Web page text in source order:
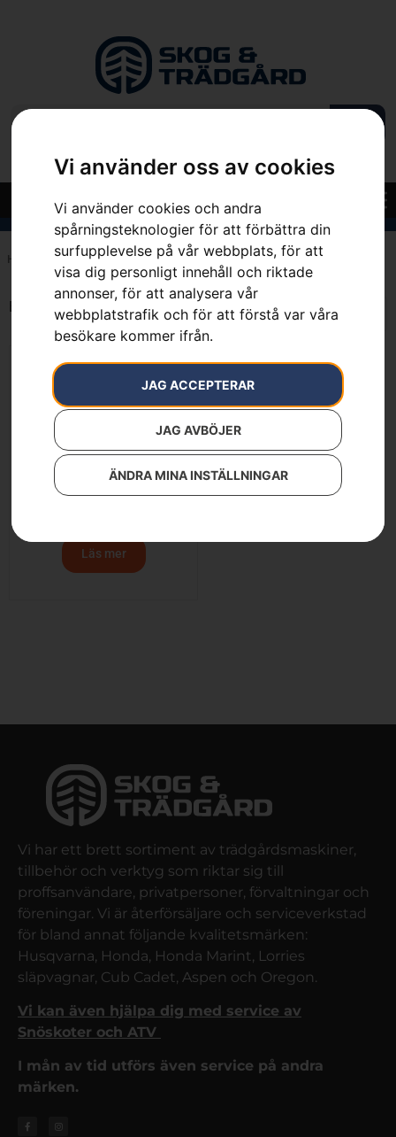
Vi använder oss av cookies
Vi använder cookies och andra
spårningsteknologier för att förbättra din
surfupplevelse på vår webbplats, för att
visa dig personligt innehåll och riktade
annonser, för att analysera vår
webbplatstrafik och för att förstå var våra
besökare kommer ifrån.
JAG ACCEPTERAR
JAG AVBÖJER
ÄNDRA MINA INSTÄLLNINGAR
Hem 7391883009888
Endast ett sökresultat
Filhandtag, flatfil, 6″ och
Läs mer
Vi har ett brett sortiment av trädgårdsmaskiner,
tillbehör och verktyg som riktar sig till
proffsanvändare, privatpersoner, förvaltningar och
föreningar. Vi är återförsäljare och serviceverkstad
för bland annat följande kvalitetsmärken:
Husqvarna, Honda, Honda Marint, Lorries
släpvagnar, Cub Cadet, Aspen och Oregon.
Vi kan även hjälpa dig med service av
Snöskoter och ATV
I mån av tid utförs även service på andra
märken.